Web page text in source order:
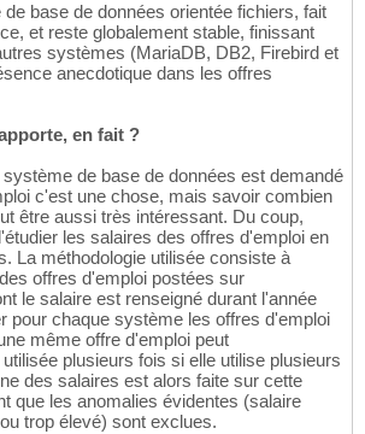
base de données orientée fichiers, fait
et reste globalement stable, finissant
systèmes (MariaDB, DB2, Firebird et
anecdotique dans les offres
en fait ?
de base de données est demandé
c'est une chose, mais savoir combien
être aussi très intéressant. Du coup,
les salaires des offres d'emploi en
La méthodologie utilisée consiste à
offres d'emploi postées sur
le salaire est renseigné durant l'année
pour chaque système les offres d'emploi
même offre d'emploi peut
plusieurs fois si elle utilise plusieurs
des salaires est alors faite sur cette
que les anomalies évidentes (salaire
trop élevé) sont exclues.